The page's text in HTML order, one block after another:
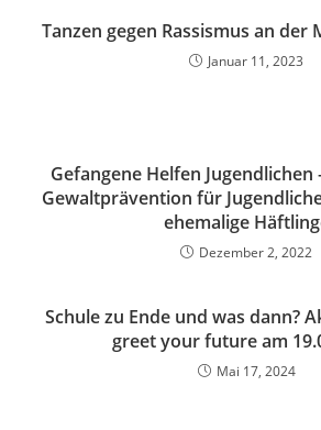
Tanzen gegen Rassismus an der
Januar 11, 2023
Gefangene Helfen Jugendlichen
Gewaltprävention für
ehemalige
Dezember 2, 2022
Schule zu Ende und was dann?
greet your future am
Mai 17, 2024